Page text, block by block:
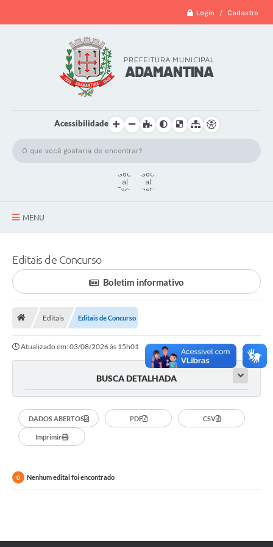
Login / Cadastro
Acessibilidade
MENU
Secretarias
Legislação
Atos Municipais
Transparência
Cadastros Culturais
Lei Paulo Gustavo
Aldir Blanc (PNAB)
e-SIC
Editais de Concurso
Boletim informativo
Editais Editais de Concurso
Atualizado em: 03/08/2026 às 15h01
BUSCA DETALHADA
DADOS ABERTOS PDF CSV
Imprimir
0 Nenhum edital foi encontrado